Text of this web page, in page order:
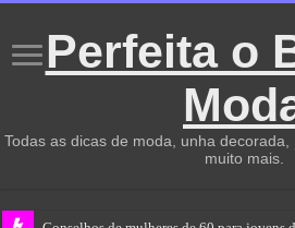
Perfeita o
Todas as dicas de moda, unha decorada,
muito mais.